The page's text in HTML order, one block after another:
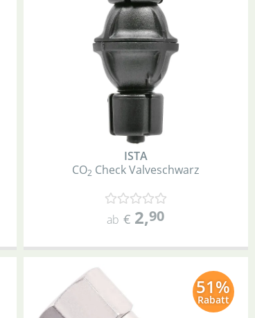
ISTA
CO2 Check Valveschwarz
ab € 2,90
51%
Rabatt